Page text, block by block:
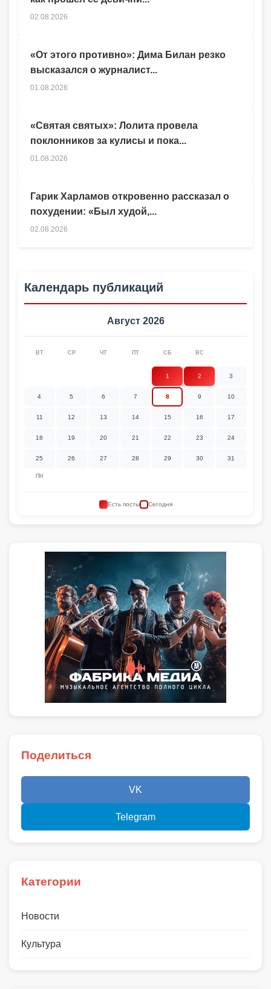
Гарик Харламов откровенно рассказал о
похудении: «Был худой,...
02.08.2026
02.08.2026
«От этого противно»: Дима Билан резко
высказался о журналист...
01.08.2026
«Святая святых»: Лолита провела
поклонников за кулисы и пока...
01.08.2026
Календарь публикаций
Август 2026
ПН
ВТ СР ЧТ ПТ СБ ВС
1 2 3
4 5 6 7 8 9 10
11 12 13 14 15 16 17
18 19 20 21 22 23 24
25 26 27 28 29 30 31
Есть посты Сегодня
Поделиться
VK
Telegram
Категории
Новости
Культура